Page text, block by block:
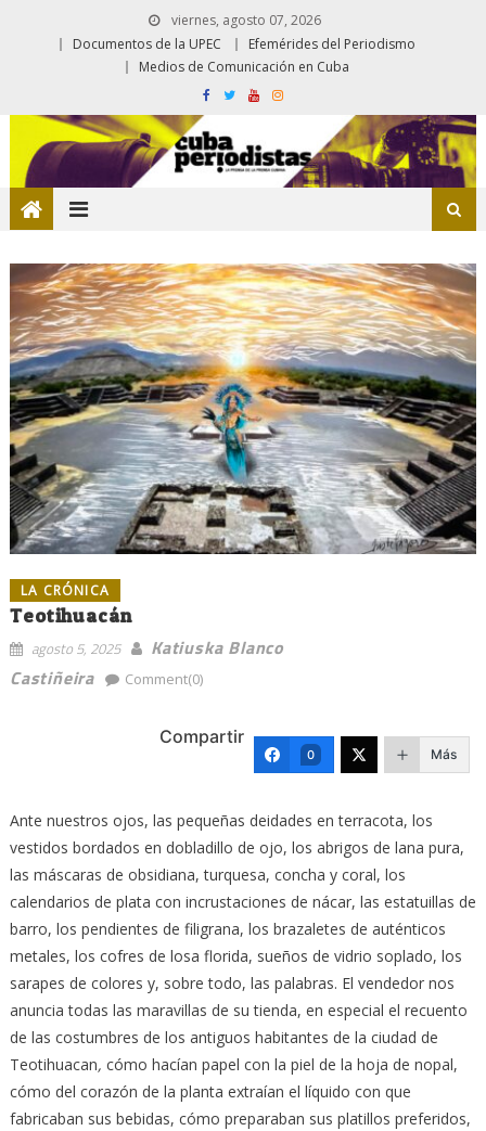
viernes, agosto 07, 2026
Documentos de la UPEC
Efemérides del Periodismo
Medios de Comunicación en Cuba
LA CRÓNICA
Teotihuacán
agosto 5, 2025
Katiuska Blanco
Castiñeira
Comment(0)
Compartir
0 Más
Ante nuestros ojos, las pequeñas deidades en terracota, los
vestidos bordados en dobladillo de ojo, los abrigos de lana pura,
las máscaras de obsidiana, turquesa, concha y coral, los
calendarios de plata con incrustaciones de nácar, las estatuillas de
barro, los pendientes de filigrana, los brazaletes de auténticos
metales, los cofres de losa florida, sueños de vidrio soplado, los
sarapes de colores y, sobre todo, las palabras. El vendedor nos
anuncia todas las maravillas de su tienda, en especial el recuento
de las costumbres de los antiguos habitantes de la ciudad de
Teotihuacan, cómo hacían papel con la piel de la hoja de nopal,
cómo del corazón de la planta extraían el líquido con que
fabricaban sus bebidas, cómo preparaban sus platillos preferidos,